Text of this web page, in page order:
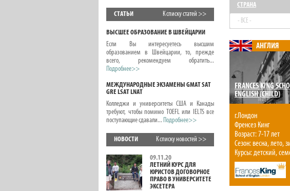
СТАТЬИ К списку статей >>
ВЫСШЕЕ ОБРАЗОВАНИЕ В ШВЕЙЦАРИИ
Если Вы интересуетесь высшим
образованием в Швейцарии, то, прежде
всего, рекомендуем обратить...
Подробнее>>
МЕЖДУНАРОДНЫЕ ЭКЗАМЕНЫ GMAT SAT
GRE LSAT LNAT
Колледжи и университеты США и Канады
требуют, чтобы помимо TOEFL или IELTS все
поступающие сдавали... Подробнее>>
НОВОСТИ К списку новостей >>
09.11.20
ЛЕТНИЙ КУРС ДЛЯ
ЮРИСТОВ ДОГОВОРНОЕ
ПРАВО В УНИВЕРСИТЕТЕ
ЭКСЕТЕРА
СТРАНА
- ВСЕ -
АНГЛИЯ
FRANCES KING
ENGLISH (CHILD)
г.Лондон
Френсез Кинг
Возраст: 7-17 лет
Сезон: весна, лето,
Курсы: детский,